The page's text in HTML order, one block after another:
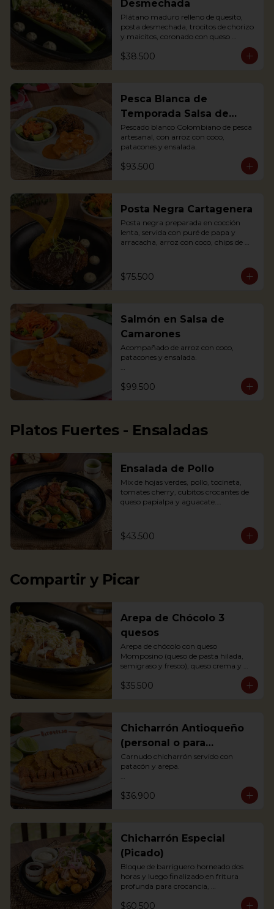
Desmechada
Plátano maduro relleno de quesito,
posta desmechada, trocitos de chorizo
y maicitos, coronado con queso
$38.500
Pesca Blanca de
Temporada Salsa de
Camarones
Pescado blanco Colombiano de pesca
artesanal, con arroz con coco,
patacones y ensalada.
$93.500
Posta Negra Cartagenera
Posta negra preparada en cocción
lenta, servida con puré de papa y
arracacha, arroz con coco, chips de
served with mashed potatoes and
arracacha, rice with coconut, plantain
$75.500
Salmón en Salsa de
Camarones
Acompañado de arroz con coco,
patacones y ensalada.
Nota: la salsa de este plato cambió a la
de la foto, de tener crema de leche a
Salmon in shrimp sauce accompanied
$99.500
Platos Fuertes - Ensaladas
Ensalada de Pollo
Mix de hojas verdes, pollo, tocineta,
tomates cherry, cubitos crocantes de
queso papialpa y aguacate.
papialpa cheese and avocado.
$43.500
Compartir y Picar
Arepa de Chócolo 3
quesos
Arepa de chócolo con queso
Momposino (queso de pasta hilada,
semigraso y fresco), queso crema y
Sweet corn Arepa with 3 types of
$35.500
Chicharrón Antioqueño
(personal o para
compartir)
Carnudo chicharrón servido con
patacón y arepa.
patacón y arepa.
plantain and arepa
$36.900
Chicharrón Especial
(Picado)
Bloque de barriguero horneado dos
horas y luego finalizado en fritura
profunda para crocancia,
cebolla acevichada y reducción de
$60.500